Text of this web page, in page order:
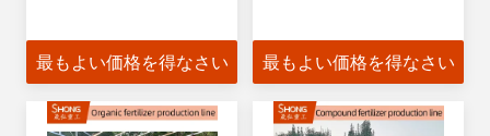
最もよい価格を得なさい 最もよい価格を得なさい